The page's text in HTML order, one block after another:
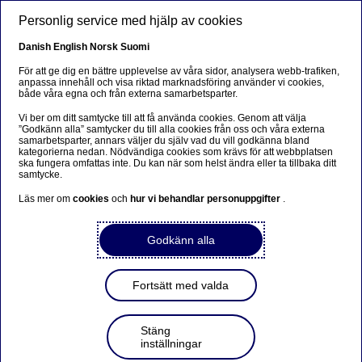
Beklager...
Siden findes desværre ikke på dansk
Bliv på siden|Fortsæt til en relateret side på dansk
Hållbarhet
Nordea Open Studio: Nordiska
bolag ofta världsledande inom
hållbarhet
Personlig service med hjälp av cookies
Danish English Norsk Suomi
För att ge dig en bättre upplevelse av våra sidor, analysera webb-trafiken,
anpassa innehåll och visa riktad marknadsföring använder vi cookies,
både våra egna och från externa samarbetsparter.
Vi ber om ditt samtycke till att få använda cookies. Genom att välja
”Godkänn alla” samtycker du till alla cookies från oss och våra externa
samarbetsparter, annars väljer du själv vad du vill godkänna bland
kategorierna nedan. Nödvändiga cookies som krävs för att webbplatsen
ska fungera omfattas inte. Du kan när som helst ändra eller ta tillbaka ditt
samtycke.
Läs mer omcookiesoch hur vi behandlar personuppgifter .
Godkänn alla
Fortsätt med valda
Stäng
inställningar